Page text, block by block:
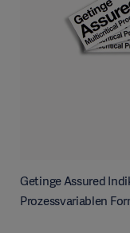
Getinge Assured
Prozessvariablen